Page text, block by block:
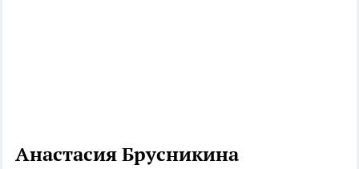
Анастасия Брусникина